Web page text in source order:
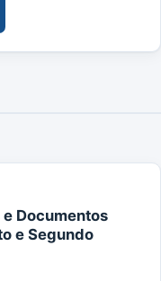
Documentos
e Segundo